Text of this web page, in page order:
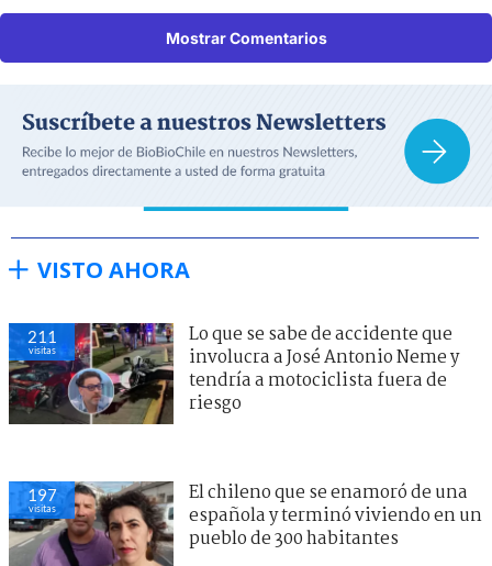
Mostrar Comentarios
VISTO AHORA
211
visitas
Lo que se sabe de accidente que
involucra a José Antonio Neme y
tendría a motociclista fuera de
riesgo
197
visitas
El chileno que se enamoró de una
española y terminó viviendo en un
pueblo de 300 habitantes